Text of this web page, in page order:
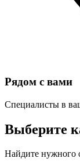
Рядом с вами
Специалисты в
Выберите
Найдите нужного